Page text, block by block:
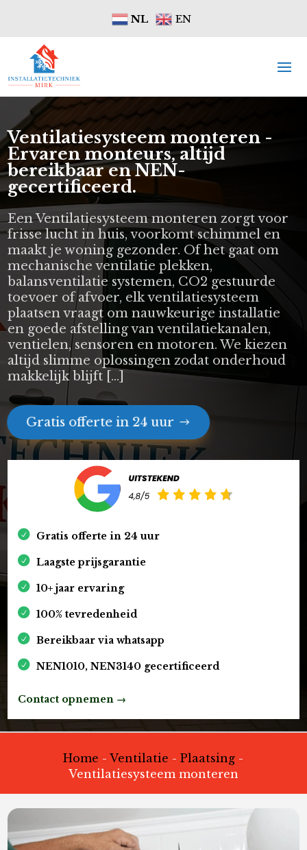
NL EN
Ventilatiesysteem monteren -
Ervaren monteurs, altijd
bereikbaar en NEN-
gecertificeerd.
Een Ventilatiesysteem monteren zorgt voor
frisse lucht in huis, voorkomt schimmel en
maakt je woning gezonder. Of het gaat om
mechanische ventilatie plekken,
balansventilatie systemen, CO2 gestuurde
toevoer of afvoer, elk ventilatiesysteem
plaatsen vraagt om nauwkeurige installatie
en goede afstelling van ventilatiekanalen,
ventielen, sensoren en motoren. We kiezen
altijd slimme oplossingen zodat onderhoud
makkelijk blijft […]
Gratis offerte in 24 uur
Gratis offerte in 24 uur
Laagste prijsgarantie
10+ jaar ervaring
100% tevredenheid
Bereikbaar via whatsapp
NEN1010, NEN3140 gecertificeerd
Contact opnemen →
Home -Ventilatie -Plaatsing -
Ventilatiesysteem monteren